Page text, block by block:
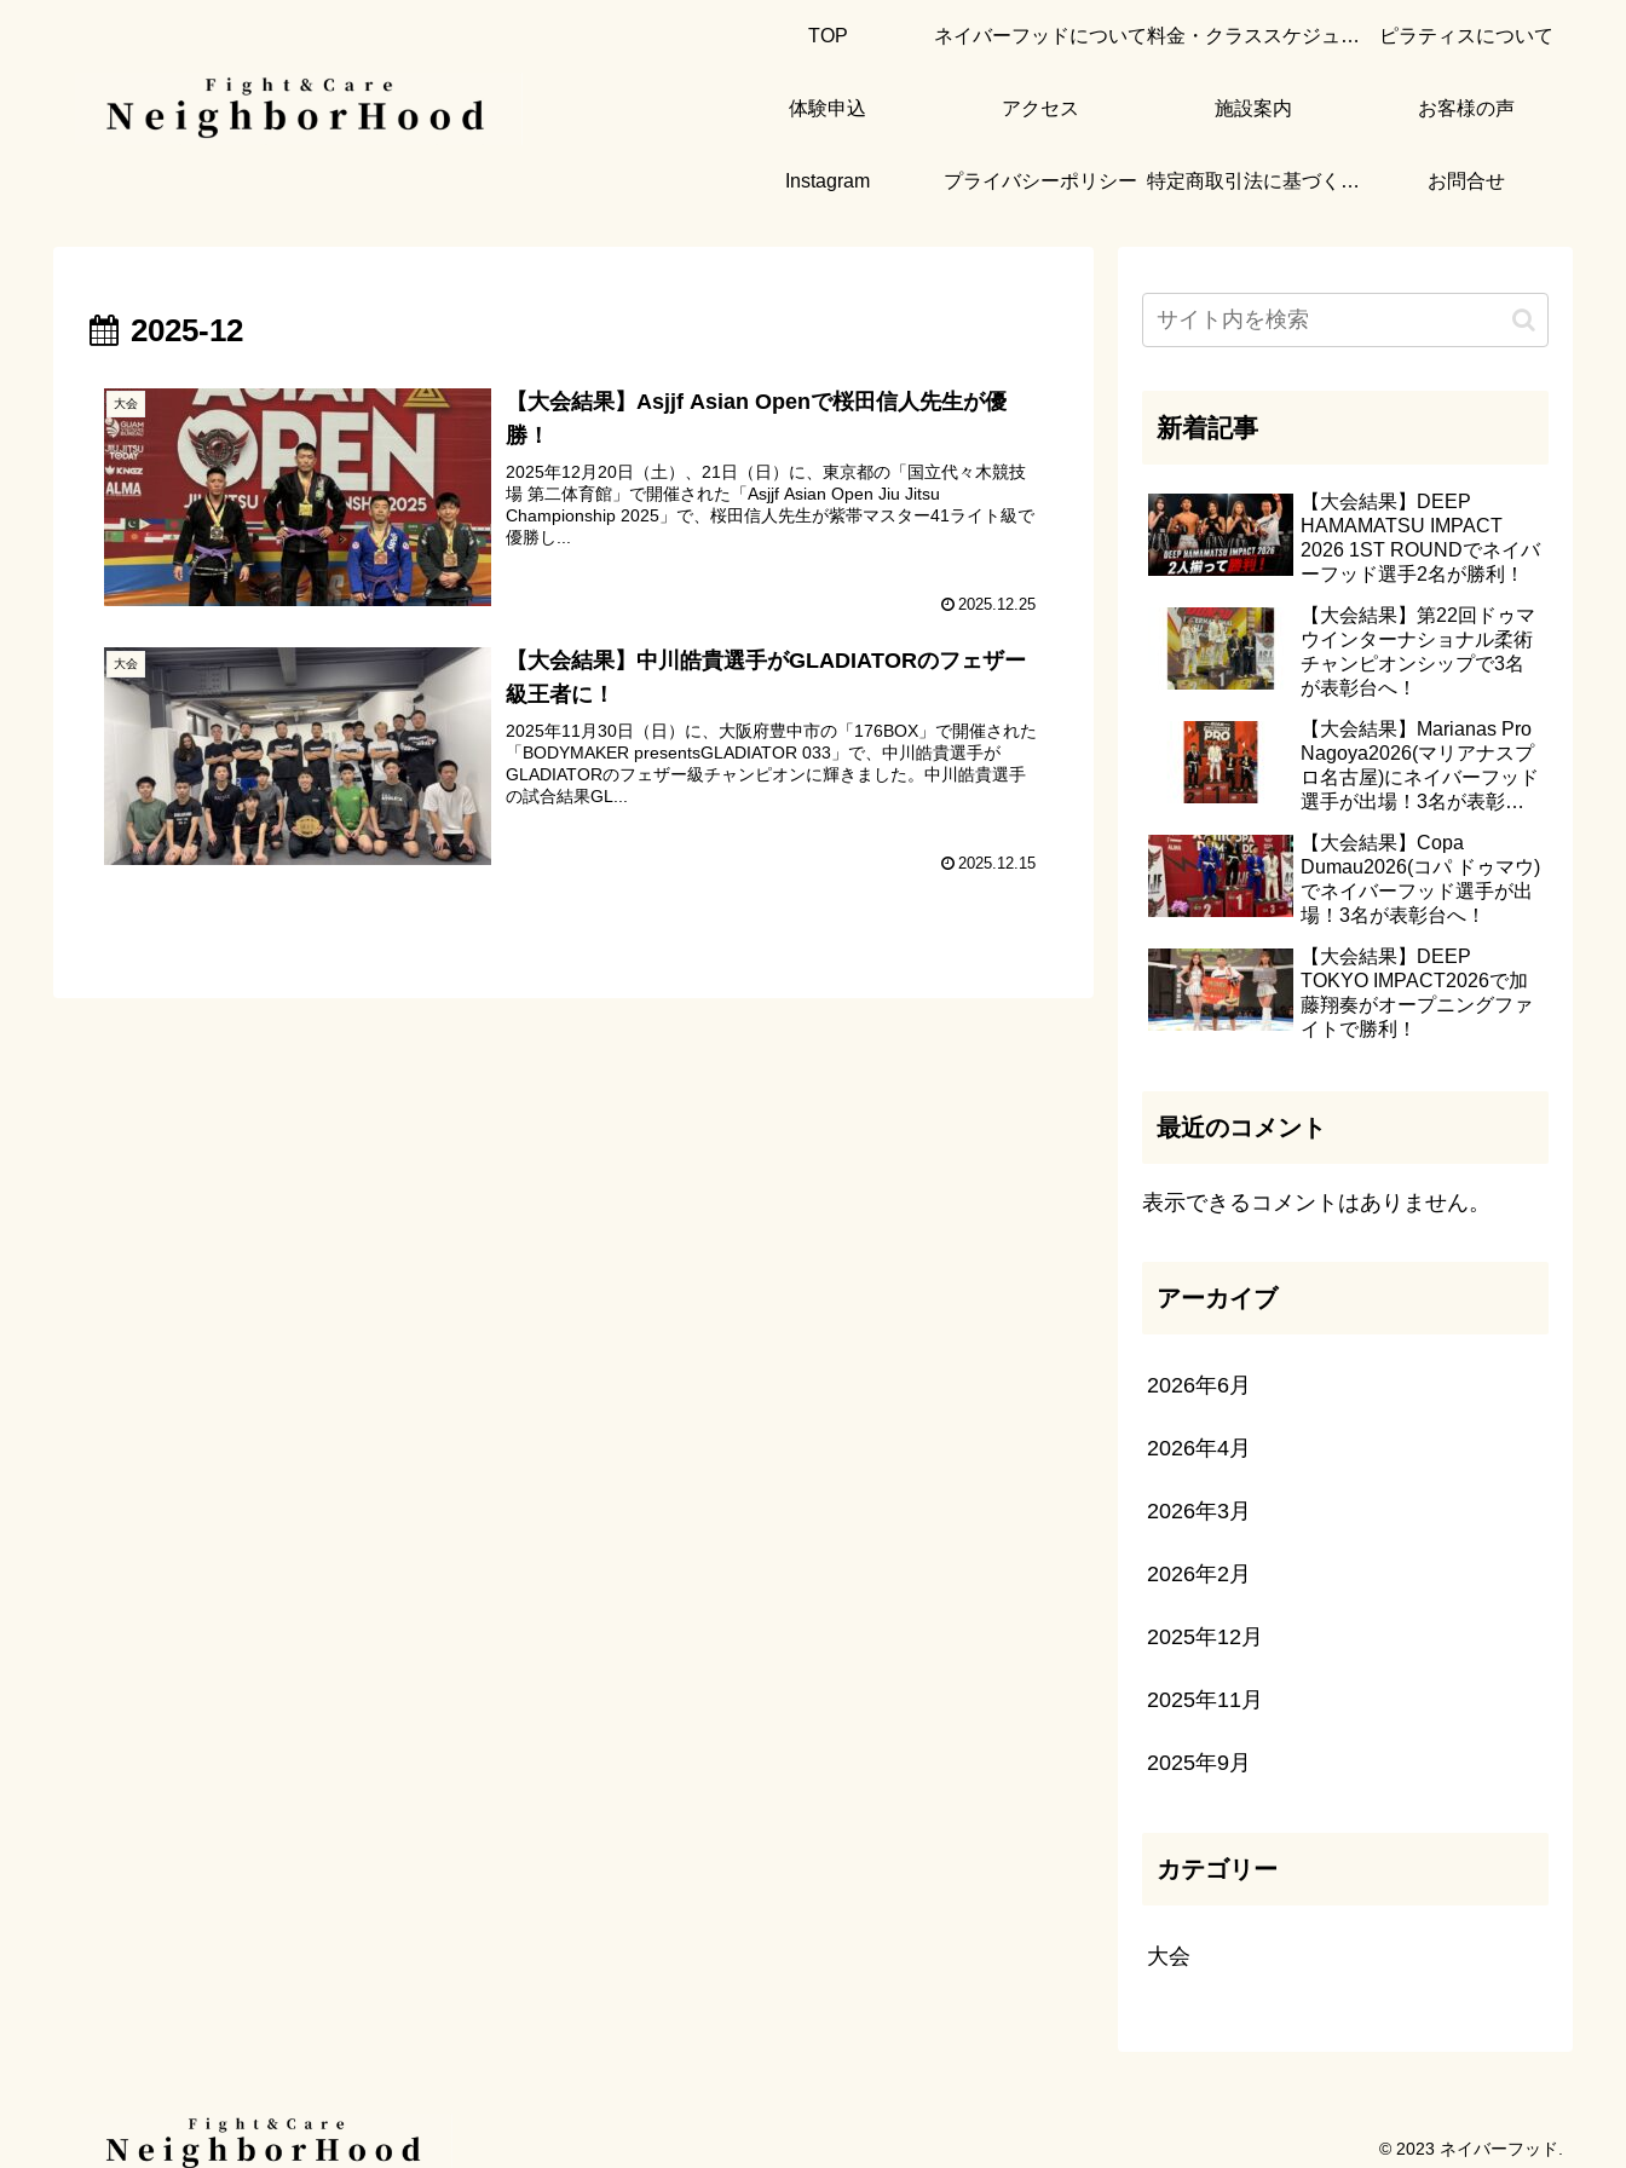
TOP ネイバーフッドについて 料金・クラススケジュール ピラティスについて
体験申込 アクセス 施設案内 お客様の声
Instagram プライバシーポリシー 特定商取引法に基づく表記 お問合せ
2025-12
大会
【大会結果】Asjjf Asian Openで桜田信人先生が優
勝！
2025年12月20日（土）、21日（日）に、東京都の「国立代々木競技
場 第二体育館」で開催された「Asjjf Asian Open Jiu Jitsu
Championship 2025」で、桜田信人先生が紫帯マスター41ライト級で
優勝し...
2025.12.25
大会
【大会結果】中川皓貴選手がGLADIATORのフェザー
級王者に！
2025年11月30日（日）に、大阪府豊中市の「176BOX」で開催された
「BODYMAKER presentsGLADIATOR 033」で、中川皓貴選手が
GLADIATORのフェザー級チャンピオンに輝きました。中川皓貴選手
の試合結果GL...
2025.12.15
新着記事
【大会結果】DEEP
HAMAMATSU IMPACT
2026 1ST ROUNDでネイバ
ーフッド選手2名が勝利！
【大会結果】第22回ドゥマ
ウインターナショナル柔術
チャンピオンシップで3名
が表彰台へ！
【大会結果】Marianas Pro
Nagoya2026(マリアナスプ
ロ名古屋)にネイバーフッド
選手が出場！3名が表彰台
【大会結果】Copa
Dumau2026(コパ ドゥマウ)
でネイバーフッド選手が出
場！3名が表彰台へ！
【大会結果】DEEP
TOKYO IMPACT2026で加
藤翔奏がオープニングファ
イトで勝利！
最近のコメント
表示できるコメントはありません。
アーカイブ
2026年6月
2026年4月
2026年3月
2026年2月
2025年12月
2025年11月
2025年9月
カテゴリー
大会
© 2023 ネイバーフッド.